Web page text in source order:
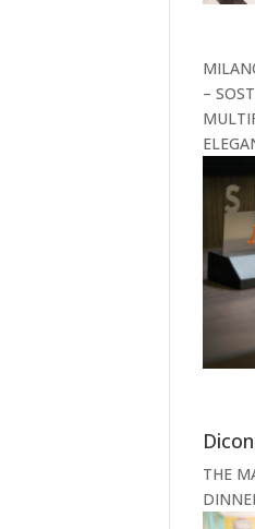
–
THE